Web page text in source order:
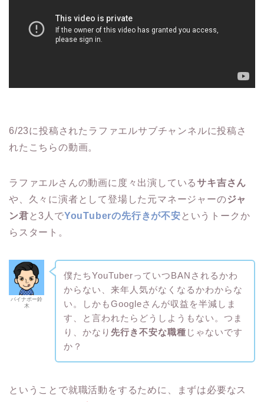
6/23に投稿されたラファエルサブチャンネルに投稿さ
れたこちらの動画。
ラファエルさんの動画に度々出演しているサキ吉さん
や、久々に演者として登場した元マネージャーのジャ
ン君 と3人でYouTuberの先行きが不安 というトークか
らスタート。
パイナポー鈴
木
僕たちYouTuberっていつBANされるかわ
からない、来年人気がなくなるかわからな
い。しかもGoogleさんが収益を半減しま
す、と言われたらどうしようもない。つま
り、かなり 先行き不安な職種 じゃないです
か？
ということで就職活動をするために、まずは必要なス